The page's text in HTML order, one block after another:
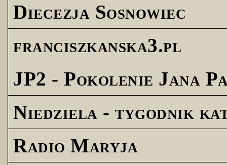
Diecezja Sosnowiec
franciszkanska3.pl
JP2 - Pokolenie Jana
Niedziela - tygodnik
Radio Maryja